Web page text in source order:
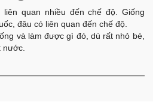
liên quan nhiều đến chế độ. Giống
đâu có liên quan đến chế độ.
và làm được gì đó, dù rất nhỏ bé,
nước.